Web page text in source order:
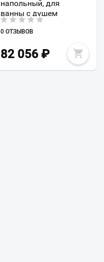
напольный, для
ванны с душем
0 ОТЗЫВОВ
82 056₽